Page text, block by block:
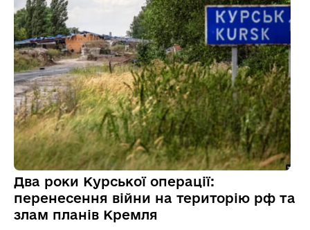
Два роки Курської операції:
перенесення війни на територію рф та
злам планів Кремля